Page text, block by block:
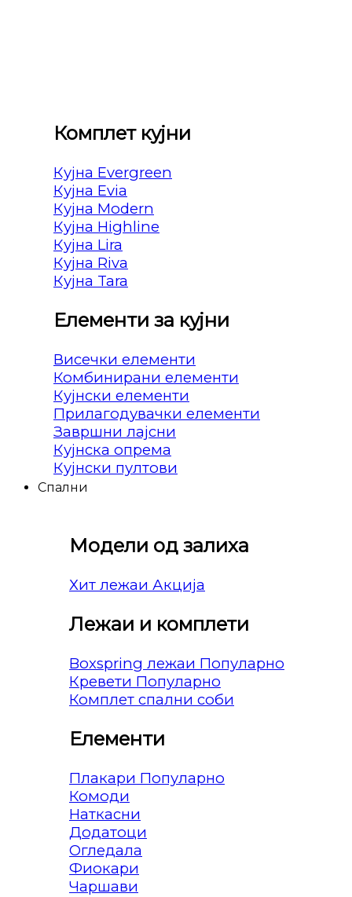
Комплет кујни
Кујна Evergreen
Кујна Evia
Кујна Modern
Кујна Highline
Кујна Lira
Кујна Riva
Кујна Tara
Елементи за кујни
Висечки елементи
Комбинирани елементи
Кујнски елементи
Прилагодувачки елементи
Завршни лајсни
Кујнска опрема
Кујнски пултови
Спални
Модели од залиха
Хит лежаи
Лежаи и комплети
Boxspring лежаи
Кревети
Комплет спални соби
Елементи
Плакари
Комоди
Наткасни
Додатоци
Огледала
Фиокари
Чаршави